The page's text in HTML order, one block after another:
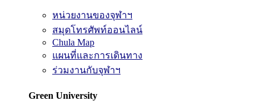
หน่วยงานของจุฬาฯ
สมุดโทรศัพท์ออนไลน์
Chula Map
แผนที่และการเดินทาง
ร่วมงานกับจุฬาฯ
Green University